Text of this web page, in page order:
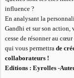
influence ?
En analysant la
Gandhi et sur son action,
cesse de résonner au
qui vous permettrade
collaborateurs !
Editions : Eyrolles -